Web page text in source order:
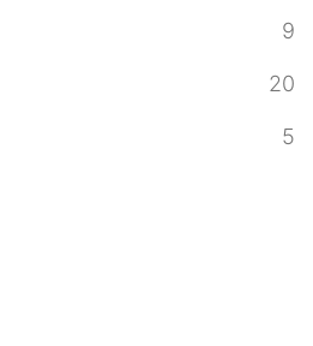
9
20
5